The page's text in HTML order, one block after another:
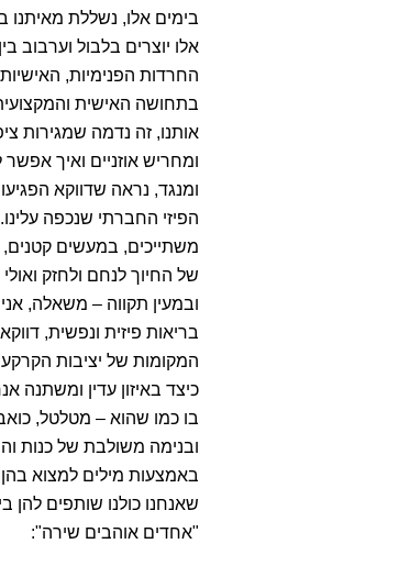
בימים אלו, נשללת
אלו יוצרים בלבול וערבוב
החרדות הפנימיות,
בתחושה האישית
אותנו, זה נדמה שמגירות
ומחריש אוזניים ואיך
ומנגד, נראה שדווקא
הפיזי החברתי שנכפה
משתייכים, במעשים
של החיוך לנחם ולחזק
ובמעין תקווה – משאלה,
בריאות פיזית ונפשית,
המקומות של יציבות
כיצד באיזון עדין ומשתנה
בו כמו שהוא – מטלטל,
ובנימה משולבת של כנות
באמצעות מילים למצוא
שאנחנו כולנו שותפים
"אחדים אוהבים שירה":